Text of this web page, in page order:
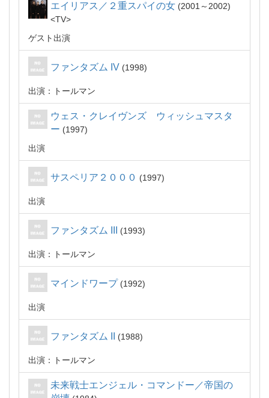
エイリアス／２重スパイの女
2001～2002
TV
ゲスト出演
ファンタズム IV 1998
出演：トールマン
ウェス・クレイヴンズ ウィッシュマスタ
ー
1997
出演
サスペリア２０００ 1997
出演
ファンタズム III 1993
出演：トールマン
マインドワープ 1992
出演
ファンタズム II 1988
出演：トールマン
未来戦士エンジェル・コマンドー／帝国の